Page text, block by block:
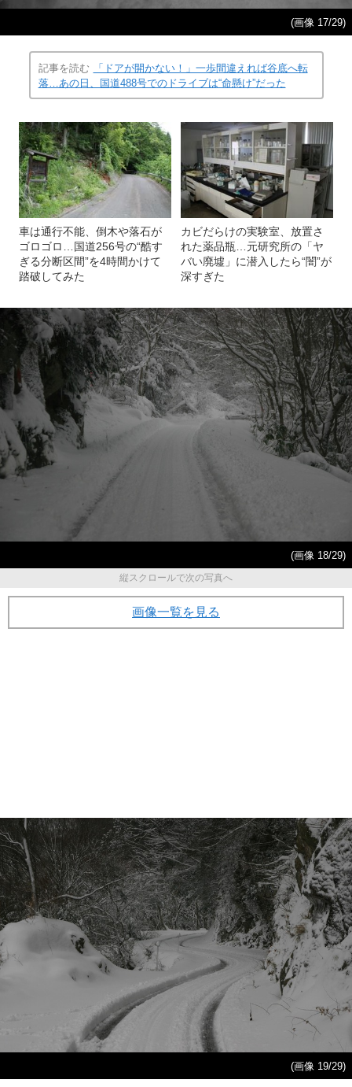
(画像 17/29)
記事を読む
「ドアが開かない！」一歩間違えれば谷底へ転
落…あの日、国道488号でのドライブは“命懸け”だった
車は通行不能、倒木や落石が
ゴロゴロ…国道256号の“酷す
ぎる分断区間”を4時間かけて
踏破してみた
カビだらけの実験室、放置さ
れた薬品瓶…元研究所の「ヤ
バい廃墟」に潜入したら“闇”が
深すぎた
(画像 18/29)
縦スクロールで次の写真へ
画像一覧を見る
(画像 19/29)